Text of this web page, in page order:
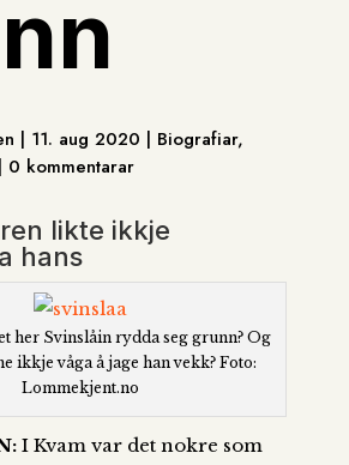
| 11. aug 2020 | Biografiar,
0 kommentarar
likte ikkje
hans
her Svinslåin rydda seg grunn? Og
ikkje våga å jage han vekk? Foto:
Lommekjent.no
I Kvam var det nokre som